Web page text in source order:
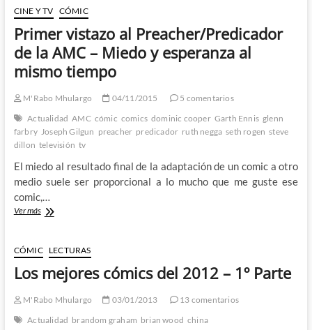
a
la
AMC
su
adaptación
ha
en
un
pecado
–
1º
Parte
CINE Y TV CÓMIC
Primer vistazo al Preacher/Predicador
de la AMC – Miedo y esperanza al
mismo tiempo
M'Rabo Mhulargo 04/11/2015
5 comentarios
Actualidad AMC cómic comics dominic cooper Garth Ennis glenn
farbry Joseph Gilgun preacher predicador ruth negga seth rogen steve
dillon televisión tv
El miedo al resultado final de la adaptación de un comic a otro
medio suele ser proporcional a lo mucho que me guste ese
comic,…
Ver másPrimer
Preacher/Predicador
de
la
–
y
CÓMIC LECTURAS
Los mejores cómics del 2012 – 1º Parte
M'Rabo Mhulargo 03/01/2013
13 comentarios
Actualidad brandom graham brian wood china